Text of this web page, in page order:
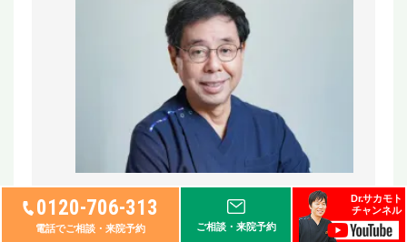
0120-706-313
電話でご相談・来院予約 ご相談・来院予約
Dr.サカモト
チャンネル
監修者